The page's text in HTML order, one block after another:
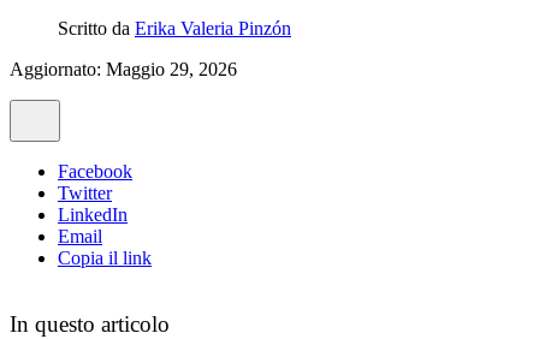
Scritto da Erika Valeria Pinzón
Aggiornato: Maggio 29, 2026
Facebook
Twitter
LinkedIn
Email
Copia il link
In questo articolo